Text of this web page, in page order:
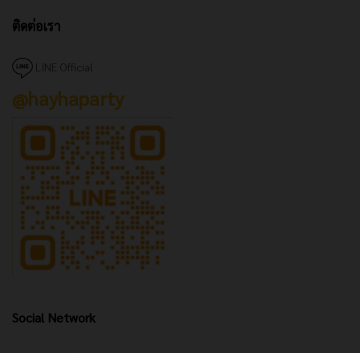
ติดต่อเรา
@hayhaparty
Social Network